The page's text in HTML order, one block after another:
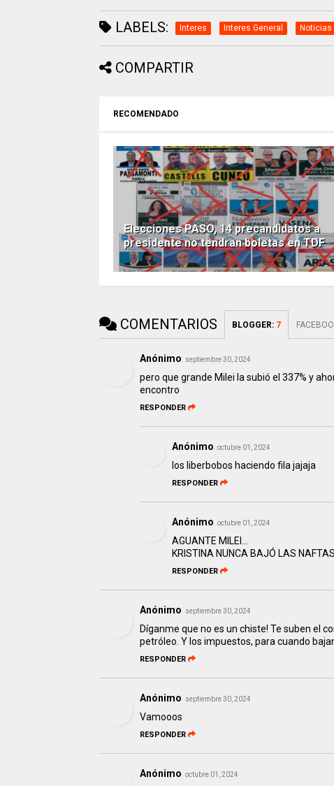
LABELS: Interes Interes General
COMPARTIR
RECOMENDADO
Elecciones PASO, 14 precandidatos a
presidente no tendran boletas en TDF
COMENTARIOS BLOGGER: 7
Anónimo septiembre 30, 2024
pero que grande Milei la subió el 337% y
encontro
RESPONDER
Anónimo octubre 01, 2024
los liberbobos haciendo fila jajaja
RESPONDER
Anónimo octubre 01, 2024
AGUANTE MILEI...
KRISTINA NUNCA BAJÓ LAS
RESPONDER
Anónimo septiembre 30, 2024
Díganme que no es un chiste! Te suben el
petróleo. Y los impuestos, para cuando
RESPONDER
Anónimo septiembre 30, 2024
Vamooos
RESPONDER
Anónimo octubre 01, 2024